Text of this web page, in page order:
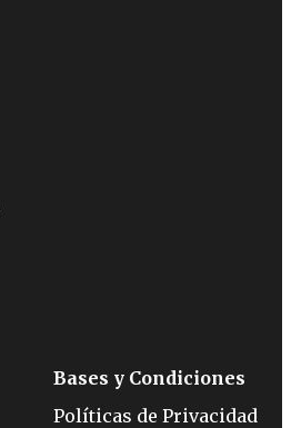
Bases y Condiciones
Políticas de Privacidad